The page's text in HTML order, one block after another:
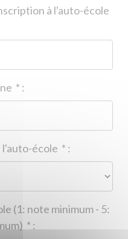
à l'auto-école
* :
* :
(1: note minimum - 5:
* :